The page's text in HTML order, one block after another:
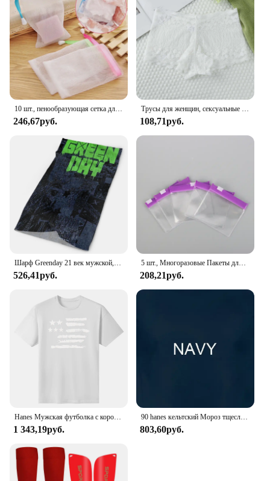
10 шт., пенообразующая сетка для мытья лица
246,67руб.
Трусы для женщин, сексуальные кружевные трусики, эластичные мягкие женские хипстерские трусы, женские, приятные для кожи, сексуальное женское белье без следов
108,71руб.
Шарф Greenday 21 век мужской, для рыбалки, Мультикам, шейный платок, маска для лица
526,41руб.
5 шт., Многоразовые Пакеты для таблеток на молнии
208,21руб.
Hanes Мужская футболка с короткими рукавами и графическим рисунком, коллекция высококачественных футболок с круглым вырезом и короткими рукавами, топы, одежда
1 343,19руб.
90 hanes кельтский Мороз тщеславие немезис лента футболка Сделано в США Мужская
803,60руб.